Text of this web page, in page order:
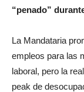
“penado”
La Mandataria
empleos para las
laboral, pero la
peak de